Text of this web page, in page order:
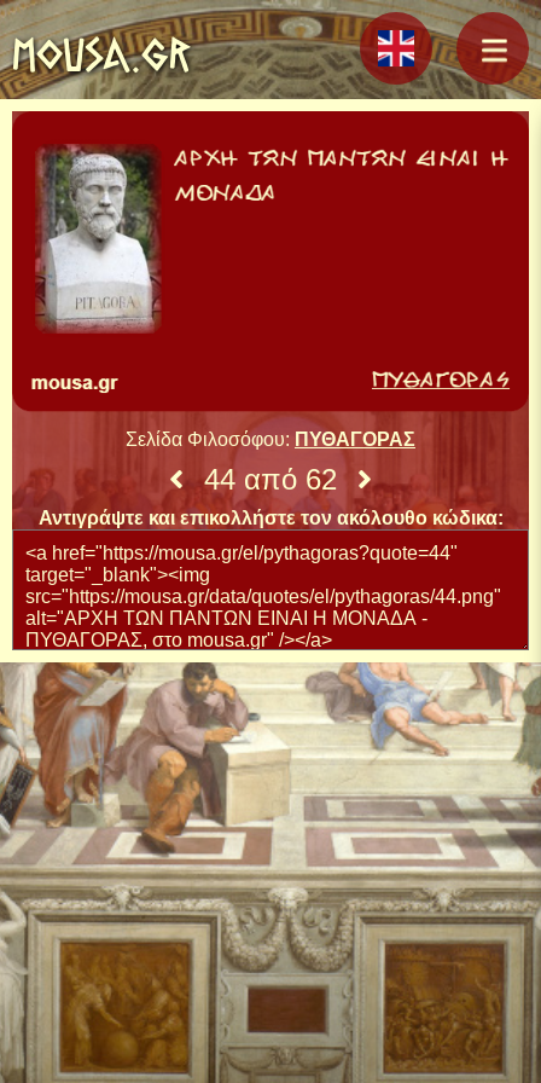
MOUSA.GR
Σελίδα Φιλοσόφου: ΠΥΘΑΓΟΡΑΣ
44 από 62
Αντιγράψτε και επικολλήστε τον ακόλουθο κώδικα: